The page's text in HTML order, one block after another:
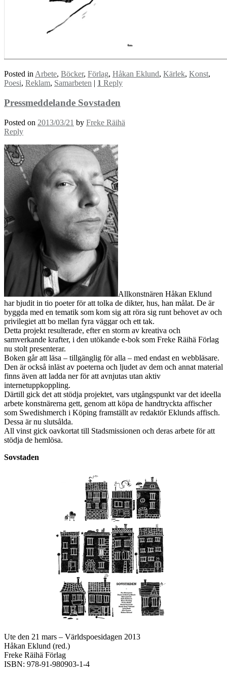
Posted in Arbete, Böcker, Förlag, Håkan Eklund, Kärlek, Konst,
Poesi, Reklam, Samarbeten | 1 Reply
Pressmeddelande Sovstaden
Posted on 2013/03/21 by Freke Räihä
Reply
Allkonstnären Håkan Eklund
har bjudit in tio poeter för att tolka de dikter, hus, han målat. De är
byggda med en tematik som kom sig att röra sig runt behovet av och
privilegiet att bo mellan fyra väggar och ett tak.
Detta projekt resulterade, efter en storm av kreativa och
samverkande krafter, i den utökande e-bok som Freke Räihä Förlag
nu stolt presenterar.
Boken går att läsa – tillgänglig för alla – med endast en webbläsare.
Den är också inläst av poeterna och ljudet av dem och annat material
finns även att ladda ner för att avnjutas utan aktiv
internetuppkoppling.
Därtill gick det att stödja projektet, vars utgångspunkt var det ideella
arbete konstnärerna gett, genom att köpa de handtryckta affischer
som Swedishmerch i Köping framställt av redaktör Eklunds affisch.
Dessa är nu slutsålda.
All vinst gick oavkortat till Stadsmissionen och deras arbete för att
stödja de hemlösa.
Sovstaden
Ute den 21 mars – Världspoesidagen 2013
Håkan Eklund (red.)
Freke Räihä Förlag
ISBN: 978-91-980903-1-4